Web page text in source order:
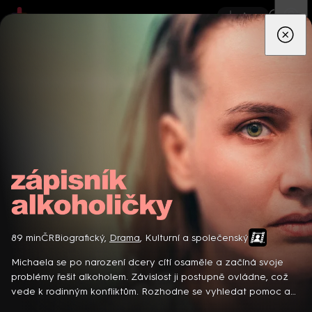
App
Zprávy Novinky
Zápisník alkoholičky
89 minČRBiografický, Drama, Kulturní a společenský
Michaela se po narození dcery cítí osaměle a začíná svoje
problémy řešit alkoholem. Závislost ji postupně ovládne, což
vede k rodinným konfliktům. Rozhodne se vyhledat pomoc a
Detektiv Karl Alberg přijíždí do přímořského městečka Gibsons,
aby zde převzal vedení místní policie a začal nový život po
bolestivém rozvodu. Společně se svým týmem odhaluje temná
tajemství, která narušují poklidnou atmosféru komunity a
8 epizod